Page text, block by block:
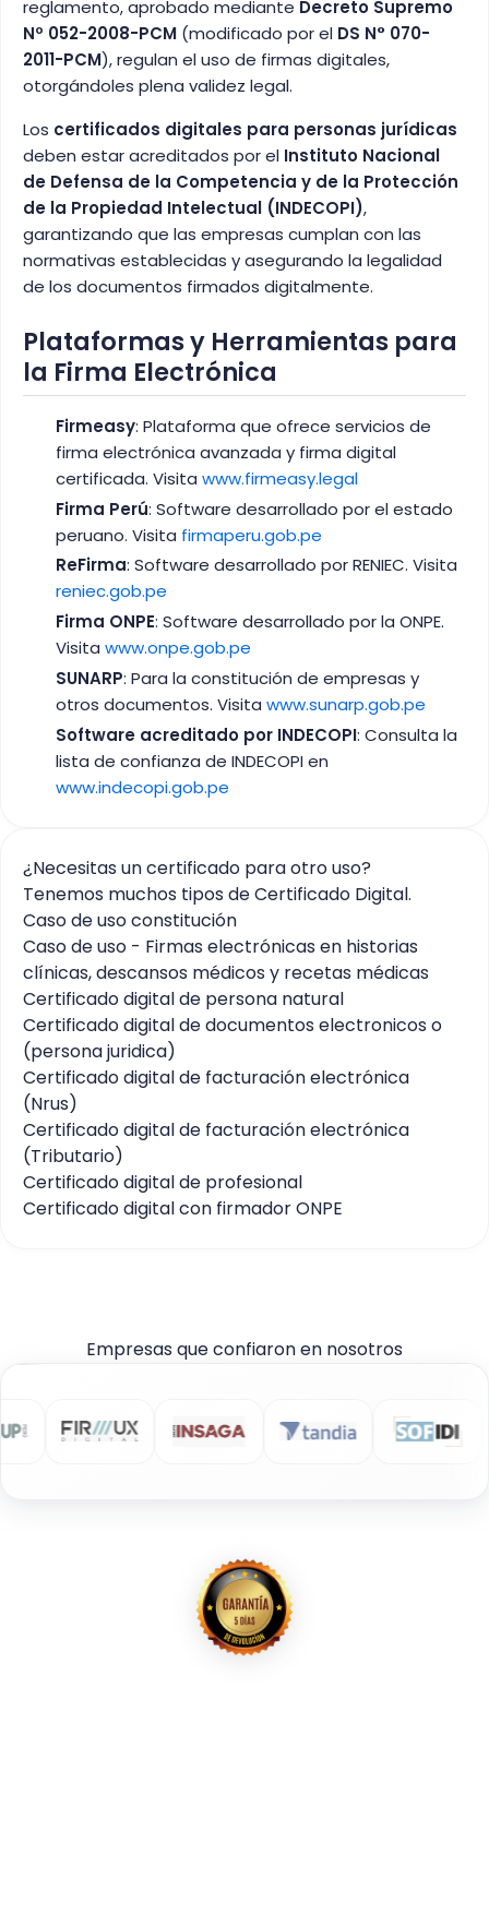
reglamento, aprobado mediante Decreto Supremo
Nº 052-2008-PCM (modificado por el DS N° 070-
2011-PCM), regulan el uso de firmas digitales,
otorgándoles plena validez legal.
Los certificados digitales para personas jurídicas
deben estar acreditados por el Instituto Nacional
de Defensa de la Competencia y de la Protección
de la Propiedad Intelectual (INDECOPI),
garantizando que las empresas cumplan con las
normativas establecidas y asegurando la legalidad
de los documentos firmados digitalmente.
Plataformas y Herramientas para
la Firma Electrónica
Firmeasy: Plataforma que ofrece servicios de
firma electrónica avanzada y firma digital
certificada. Visita www.firmeasy.legal
Firma Perú: Software desarrollado por el estado
peruano. Visita firmaperu.gob.pe
ReFirma: Software desarrollado por RENIEC. Visita
reniec.gob.pe
Firma ONPE: Software desarrollado por la ONPE.
Visita www.onpe.gob.pe
SUNARP: Para la constitución de empresas y
otros documentos. Visita www.sunarp.gob.pe
Software acreditado por INDECOPI: Consulta la
lista de confianza de INDECOPI en
www.indecopi.gob.pe
¿Necesitas un certificado para otro uso?
Tenemos muchos tipos de Certificado Digital.
Caso de uso constitución
Caso de uso - Firmas electrónicas en historias
clínicas, descansos médicos y recetas médicas
Certificado digital de persona natural
Certificado digital de documentos electronicos o
(persona juridica)
Certificado digital de facturación electrónica
(Nrus)
Certificado digital de facturación electrónica
(Tributario)
Certificado digital de profesional
Certificado digital con firmador ONPE
Empresas que confiaron en nosotros